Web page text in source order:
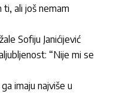
ali još nemam
Sofiju Janićijević
“Nije mi se
imaju najviše u